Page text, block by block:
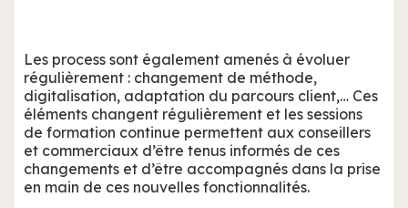
Les process sont également amenés à évoluer
régulièrement : changement de méthode,
digitalisation, adaptation du parcours client,… Ces
éléments changent régulièrement et les sessions
de formation continue permettent aux conseillers
et commerciaux d’être tenus informés de ces
changements et d’être accompagnés dans la prise
en main de ces nouvelles fonctionnalités.